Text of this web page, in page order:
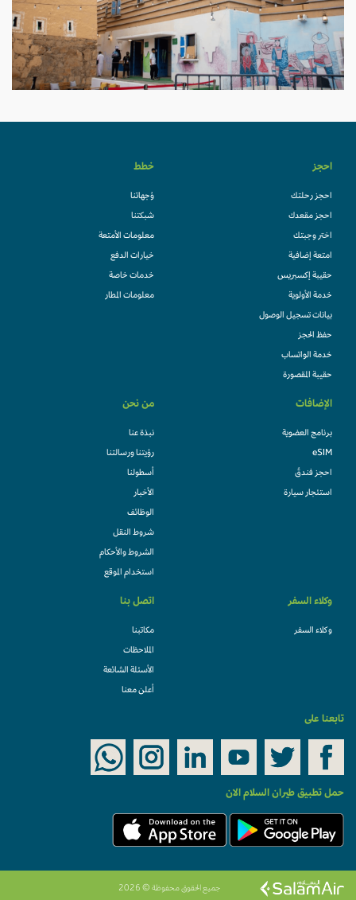
احجز
احجز رحلتك
احجز مقعدك
اختر وجبتك
امتعة إضافية
حقيبة إكسبريس
خدمة الأولوية
بيانات تسجيل الوصول
حفظ الحجز
خدمة الواتساب
حقيبة المقصورة
خطط
وُجهاتنا
شبكتنا
معلومات الأمتعة
خيارات الدفع
خدمات خاصة
معلومات المطار
الإضافات
برنامج العضوية
eSIM
احجز فندقً
استئجار سيارة
من نحن
نبذة عنا
رؤيتنا ورسالتنا
أسطولنا
الأخبار
الوظائف
شروط النقل
الشروط والأحكام
استخدام الموقع
وكلاء السفر
وكلاء السفر
اتصل بنا
مكاتبنا
الملاحظات
الأسئلة الشائعة
أعلن معنا
تابعنا على
حمل تطبيق طيران السلام الان
جميع الحقوق محفوظة © 2026